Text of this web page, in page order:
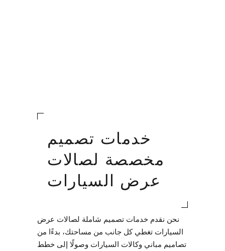
خدمات تصميم
مخصصة لصالات
عرض السيارات
نحن نقدم خدمات تصميم شاملة لصالات عرض
السيارات تغطي كل جانب من مساحتك، بدءًا من
تصاميم مباني وكالات السيارات وصولًا إلى خطط